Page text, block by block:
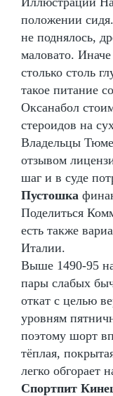
положении сидя.
не поднялось,
маловато.
столько столь
такое питание
Оксанабол
стероидов на
Владельцы
отзывом
шаг и в суде
Пустошка
Поделиться
есть также
Италии.
Выше 1490-95
пары слабых
откат с целью
уровням
поэтому шорт
тёплая,
легко обгорает
Спортпит